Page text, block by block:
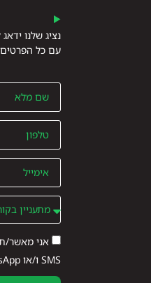
נציג שלנו
עם כל הפרטים
אני מאשר/
SMS ו/או WhatsApp, וניתן להסיר את הסכמתי בכל עת.